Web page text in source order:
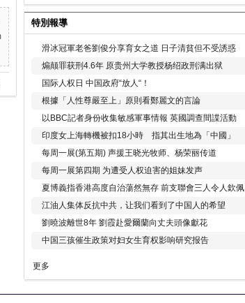
特別報導
滑冰冠軍老爸劉俊分享育女之道 日子清貧但不受誘惑
煽颠罪获刑4.6年 原贵州大学教授杨绍政刑满出狱
国际人权日 中国政府“放人“！
根據「人性尊嚴至上」原則看鄭麗文的言論
以BBC記者身份收集敏感軍事情報 英國調查間諜活動
印度女上海轉機被扣18小時 指其出生地為「中國」
每周一展(第五期) 声援王晓光牧师、杨荣丽传道
每周一展第四期 为遭受人权迫害的姐妹发声
夏博義指香港高度自治蕩然無存 前支聯會三人令人欽佩
江油人集体反抗中共，让我们看到了中国人的希望
劉曉波離世8年 劉霞赴愛爾蘭向丈夫頭像獻花
中国三孩催生政策对妇女生育权影响研究报告
更多